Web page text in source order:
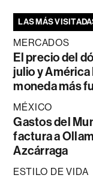
LAS MÁS
MERCADOS
El precio del
julio y
moneda más
MÉXICO
Gastos del
factura a
Azcárraga
ESTILO DE VIDA